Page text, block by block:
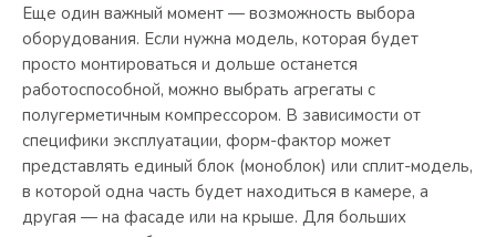
Еще один важный момент — возможность выбора
оборудования. Если нужна модель, которая будет
просто монтироваться и дольше останется
работоспособной, можно выбрать агрегаты с
полугерметичным компрессором. В зависимости от
специфики эксплуатации, форм-фактор может
представлять единый блок (моноблок) или сплит-модель,
в которой одна часть будет находиться в камере, а
другая — на фасаде или на крыше. Для больших